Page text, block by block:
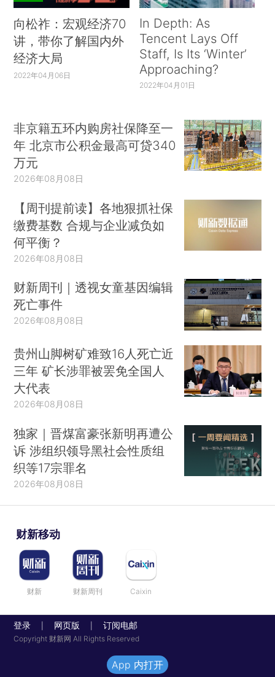
向松祚：宏观经济70
讲，带你了解国内外
经济大局
2022年04月06日
In Depth: As
Tencent Lays Off
Staff, Is Its ‘Winter’
Approaching?
2022年04月01日
非京籍五环内购房社保降至一
年 北京市公积金最高可贷340
万元
2026年08月08日
【周刊提前读】各地狠抓社保
缴费基数 合规与企业减负如
何平衡？
2026年08月08日
财新周刊｜透视女童基因编辑
死亡事件
2026年08月08日
贵州山脚树矿难致16人死亡近
三年 矿长涉罪被罢免全国人
大代表
2026年08月08日
独家｜晋煤富豪张新明再遭公
诉 涉组织领导黑社会性质组
织等17宗罪名
2026年08月08日
财新移动
财新 财新周刊 Caixin
登录 网页版 订阅电邮
Copyright 财新网 All Rights Reserved
App 内打开